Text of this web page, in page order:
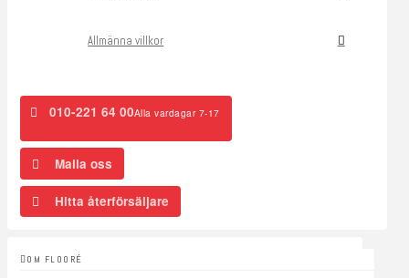
Allmänna villkor
010-221 64 00Alla vardagar 7-17
Maila oss
Hitta återförsäljare
OM FLOORÉ